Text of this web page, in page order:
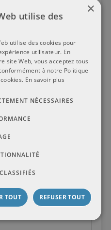
d'été
XL MO1
Auto-Raifen GmbH
×
utilise des
utilise des cookies pour
utilisateur. En
site Web, vous acceptez tous
à notre Politique
En savoir plus
NÉCESSAIRES
TOUT REFUSER TOUT